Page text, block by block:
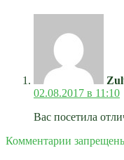
02.08.2017 в 11:10
Вас посетила
Комментарии